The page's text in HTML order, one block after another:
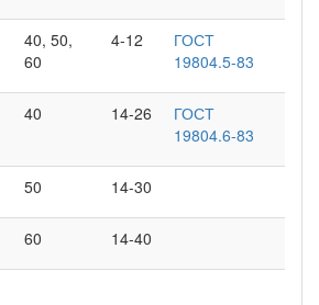
40, 50,
60
4-12
ГОСТ
19804.5-83
40 14-26
ГОСТ
19804.6-83
50 14-30
60 14-40